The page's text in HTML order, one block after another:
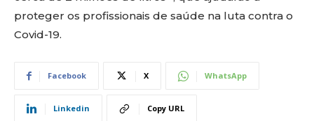
proteger os profissionais de saúde na luta contra o
Covid-19.
Facebook X WhatsApp
Linkedin Copy URL